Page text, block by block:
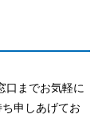
口までお気軽に
申しあげてお